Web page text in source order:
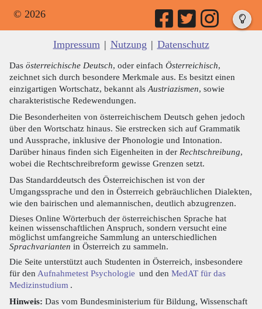
© 2026
Impressum | Nutzung | Datenschutz
Das österreichische Deutsch, oder einfach Österreichisch,
zeichnet sich durch besondere Merkmale aus. Es besitzt einen
einzigartigen Wortschatz, bekannt als Austriazismen, sowie
charakteristische Redewendungen.
Die Besonderheiten von österreichischem Deutsch gehen jedoch
über den Wortschatz hinaus. Sie erstrecken sich auf Grammatik
und Aussprache, inklusive der Phonologie und Intonation.
Darüber hinaus finden sich Eigenheiten in der Rechtschreibung,
wobei die Rechtschreibreform gewisse Grenzen setzt.
Das Standarddeutsch des Österreichischen ist von der
Umgangssprache und den in Österreich gebräuchlichen Dialekten,
wie den bairischen und alemannischen, deutlich abzugrenzen.
Dieses Online Wörterbuch der österreichischen Sprache hat
keinen wissenschaftlichen Anspruch, sondern versucht eine
möglichst umfangreiche Sammlung an unterschiedlichen
Sprachvarianten in Österreich zu sammeln.
Die Seite unterstützt auch Studenten in Österreich, insbesondere
für den Aufnahmetest Psychologie und den MedAT für das
Medizinstudium .
Hinweis: Das vom Bundesministerium für Bildung, Wissenschaft